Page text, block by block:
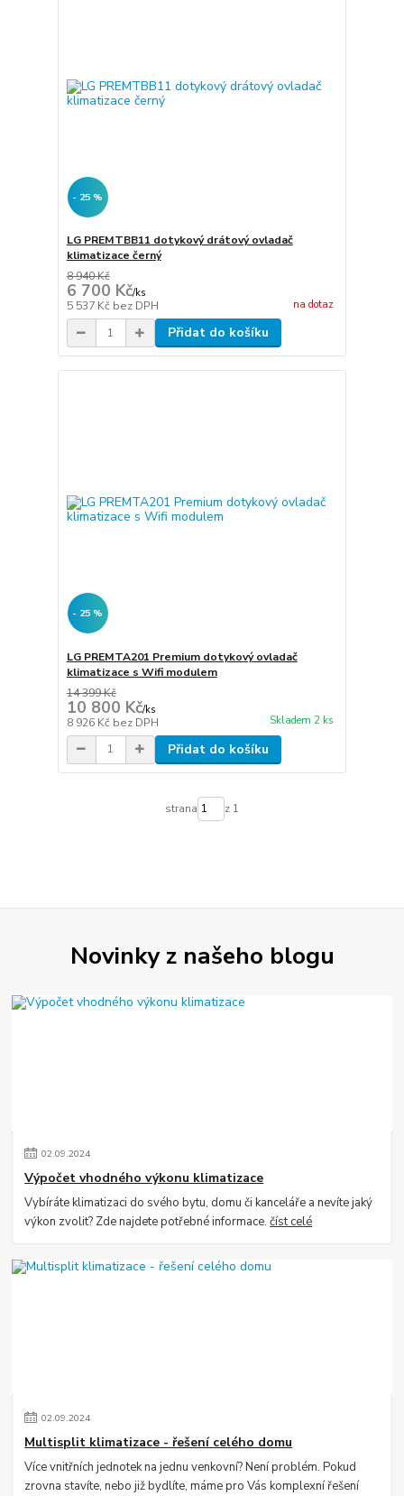
- 25 %
LG PREMTBB11 dotykový drátový ovladač
klimatizace černý
8 940 Kč
6 700 Kč/ks
5 537 Kč bez DPH na dotaz
Přidat do košíku
- 25 %
LG PREMTA201 Premium dotykový ovladač
klimatizace s Wifi modulem
14 399 Kč
10 800 Kč/ks
8 926 Kč bez DPH Skladem 2 ks
Přidat do košíku
strana z 1
Novinky z našeho blogu
02.09.2024
Výpočet vhodného výkonu klimatizace
Vybíráte klimatizaci do svého bytu, domu či kanceláře a nevíte jaký
výkon zvolit? Zde najdete potřebné informace.číst celé
02.09.2024
Multisplit klimatizace - řešení celého domu
Více vnitřních jednotek na jednu venkovní? Není problém. Pokud
zrovna stavíte, nebo již bydlíte, máme pro Vás komplexní řešení